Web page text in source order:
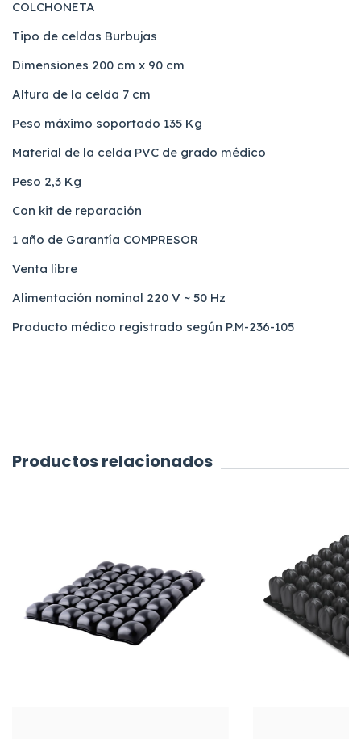
COLCHONETA
Tipo de celdas Burbujas
Dimensiones 200 cm x 90 cm
Altura de la celda 7 cm
Peso máximo soportado 135 Kg
Material de la celda PVC de grado médico
Peso 2,3 Kg
Con kit de reparación
1 año de Garantía COMPRESOR
Venta libre
Alimentación nominal 220 V ~ 50 Hz
Producto médico registrado según P.M-236-105
Productos relacionados